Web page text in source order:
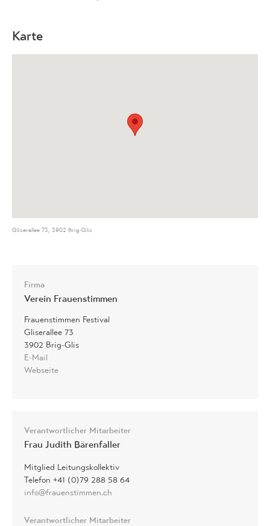
Karte
Gliserallee 73, 3902 Brig-Glis
Firma
Verein Frauenstimmen
Frauenstimmen Festival
Gliserallee 73
3902 Brig-Glis
E-Mail
Webseite
Verantwortlicher Mitarbeiter
Frau Judith Bärenfaller
Mitglied Leitungskollektiv
Telefon +41 (0)79 288 58 64
info@frauenstimmen.ch
Verantwortlicher Mitarbeiter